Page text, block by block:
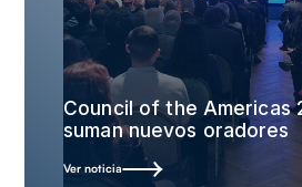
Council of the Americas
suman nuevos oradores
Ver noticia